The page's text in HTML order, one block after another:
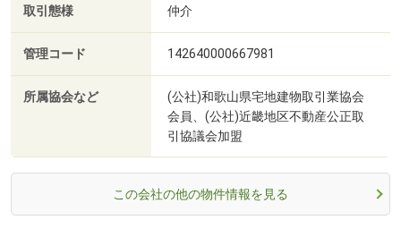
取引態様 仲介
管理コード 142640000667981
所属協会など
(公社)和歌山県宅地建物取引業協会
会員、(公社)近畿地区不動産公正取
引協議会加盟
この会社の他の物件情報を見る